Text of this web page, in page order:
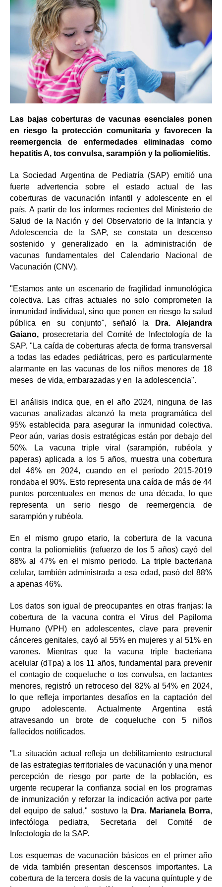
Las bajas coberturas de vacunas esenciales ponen
en riesgo la protección comunitaria y favorecen la
reemergencia de enfermedades eliminadas como
hepatitis A, tos convulsa, sarampión y la poliomielitis.
La Sociedad Argentina de Pediatría (SAP) emitió una
fuerte advertencia sobre el estado actual de las
coberturas de vacunación infantil y adolescente en el
país. A partir de los informes recientes del Ministerio de
Salud de la Nación y del Observatorio de la Infancia y
Adolescencia de la SAP, se constata un descenso
sostenido y generalizado en la administración de
vacunas fundamentales del Calendario Nacional de
Vacunación (CNV).
"Estamos ante un escenario de fragilidad inmunológica
colectiva. Las cifras actuales no solo comprometen la
inmunidad individual, sino que ponen en riesgo la salud
pública en su conjunto", señaló la
Dra. Alejandra
Gaiano, prosecretaria del Comité de Infectología de la
SAP. "La caída de coberturas afecta de forma transversal
a todas las edades pediátricas, pero es particularmente
alarmante en las vacunas de los niños menores de 18
meses de vida, embarazadas y en la adolescencia".
El análisis indica que, en el año 2024, ninguna de las
vacunas analizadas alcanzó la meta programática del
95% establecida para asegurar la inmunidad colectiva.
Peor aún, varias dosis estratégicas están por debajo del
50%. La vacuna triple viral (sarampión, rubéola y
paperas) aplicada a los 5 años, muestra una cobertura
del 46% en 2024, cuando en el período 2015-2019
rondaba el 90%. Esto representa una caída de más de 44
puntos porcentuales en menos de una década, lo que
representa un serio riesgo de reemergencia de
sarampión y rubéola.
En el mismo grupo etario, la cobertura de la vacuna
contra la poliomielitis (refuerzo de los 5 años) cayó del
88% al 47% en el mismo periodo. La triple bacteriana
celular, también administrada a esa edad, pasó del 88%
a apenas 46%.
Los datos son igual de preocupantes en otras franjas: la
cobertura de la vacuna contra el Virus del Papiloma
Humano (VPH) en adolescentes, clave para prevenir
cánceres genitales, cayó al 55% en mujeres y al 51% en
varones. Mientras que la vacuna triple bacteriana
acelular (dTpa) a los 11 años, fundamental para prevenir
el contagio de coqueluche o tos convulsa, en lactantes
menores, registró un retroceso del 82% al 54% en 2024,
lo que refleja importantes desafíos en la captación del
grupo adolescente. Actualmente Argentina está
atravesando un brote de coqueluche con 5 niños
fallecidos notificados.
"La situación actual refleja un debilitamiento estructural
de las estrategias territoriales de vacunación y una menor
percepción de riesgo por parte de la población, es
urgente recuperar la confianza social en los programas
de inmunización y reforzar la indicación activa por parte
del equipo de salud," sostuvo la Dra. Marianela Borra,
infectóloga pediatra, Secretaria del Comité de
Infectología de la SAP.
Los esquemas de vacunación básicos en el primer año
de vida también presentan descensos importantes. La
cobertura de la tercera dosis de la vacuna quíntuple y de